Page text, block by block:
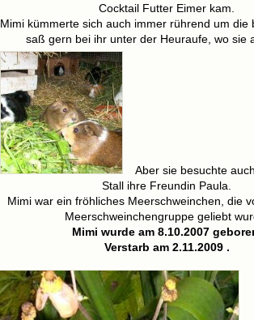
Cocktail Futter Eimer kam.
Mimi kümmerte sich auch immer rührend um die
saß gern bei ihr unter der Heuraufe, wo sie
Aber sie besuchte
Stall ihre Freundin Paula.
Mimi war ein fröhliches Meerschweinchen, die
Meerschweinchengruppe geliebt
Mimi wurde am 8.10.2007
Verstarb am 2.11.2009 .